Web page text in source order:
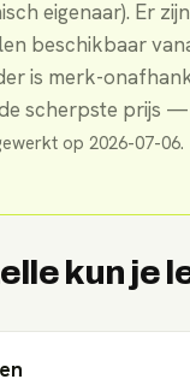
eigenaar). Er zijn
beschikbaar
is merk-
scherpste prijs —
op 2026-07-06.
kun je